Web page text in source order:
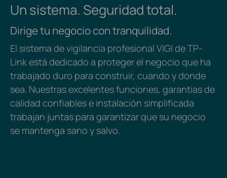
Un sistema. Seguridad total.
Dirige tu negocio con tranquilidad.
El sistema de vigilancia profesional VIGI de TP-
Link está dedicado a proteger el negocio que ha
trabajado duro para construir, cuando y donde
sea. Nuestras excelentes funciones, garantías de
calidad confiables e instalación simplificada
trabajan juntas para garantizar que su negocio
se mantenga sano y salvo.